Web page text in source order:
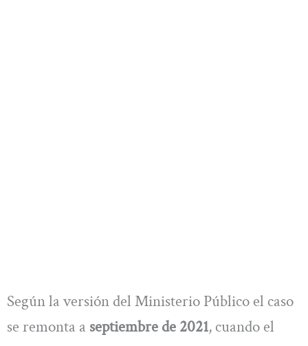
Según la versión del Ministerio Público el caso
se remonta a septiembre de 2021, cuando el